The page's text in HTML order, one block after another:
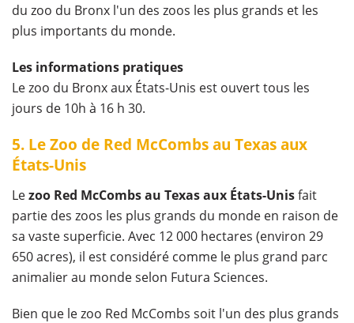
du zoo du Bronx l'un des zoos les plus grands et les
plus importants du monde.
Les informations pratiques
Le zoo du Bronx aux États-Unis est ouvert tous les
jours de 10h à 16 h 30.
5. Le Zoo de Red McCombs au Texas aux
États-Unis
Lezoo Red McCombs au Texas aux États-Unisfait
partie des zoos les plus grands du monde en raison de
sa vaste superficie. Avec 12 000 hectares (environ 29
650 acres), il est considéré comme le plus grand parc
animalier au monde selon Futura Sciences.
Bien que le zoo Red McCombs soit l'un des plus grands